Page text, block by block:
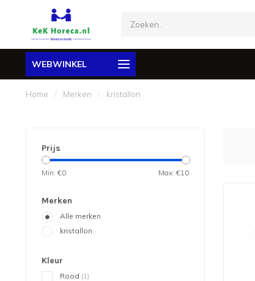
WEBWINKEL
Home / Merken / kristallon
Prijs
Min: €0 Max: €10
Merken
Alle merken
kristallon
Kleur
Rood (1)